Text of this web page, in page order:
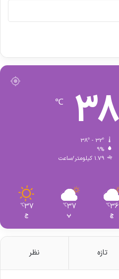
38
℃
38º - 32º
9%
1.79 کیلومتر/ساعت
36
℃
چ
37
℃
پ
37
℃
ج
تازه نظر